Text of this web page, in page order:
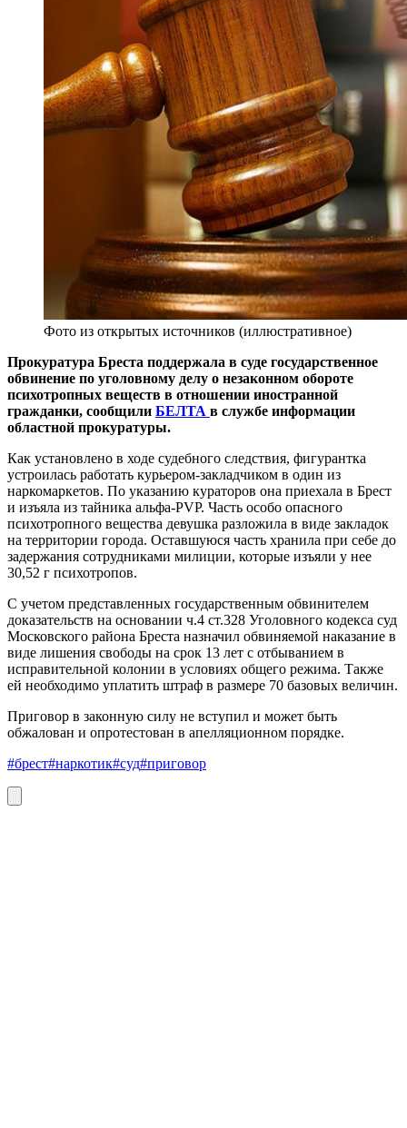
Фото из открытых источников (иллюстративное)
Прокуратура Бреста поддержала в суде государственное
обвинение по уголовному делу о незаконном обороте
психотропных веществ в отношении иностранной
гражданки, сообщили БЕЛТА в службе информации
областной прокуратуры.
Как установлено в ходе судебного следствия, фигурантка
устроилась работать курьером-закладчиком в один из
наркомаркетов. По указанию кураторов она приехала в Брест
и изъяла из тайника альфа-PVP. Часть особо опасного
психотропного вещества девушка разложила в виде закладок
на территории города. Оставшуюся часть хранила при себе до
задержания сотрудниками милиции, которые изъяли у нее
30,52 г психотропов.
С учетом представленных государственным обвинителем
доказательств на основании ч.4 ст.328 Уголовного кодекса суд
Московского района Бреста назначил обвиняемой наказание в
виде лишения свободы на срок 13 лет с отбыванием в
исправительной колонии в условиях общего режима. Также
ей необходимо уплатить штраф в размере 70 базовых величин.
Приговор в законную силу не вступил и может быть
обжалован и опротестован в апелляционном порядке.
#брест#наркотик#суд#приговор